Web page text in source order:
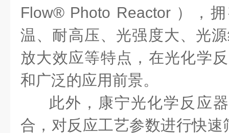
Flow® Photo Reactor ），
温、耐高压、光强度大、光
放大效应等特点，在光化学
和广泛的应用前景。
此外，康宁光化学反应
合，对反应工艺参数进行快